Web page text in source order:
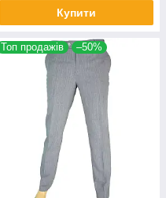
Купити
Топ продажів –50%